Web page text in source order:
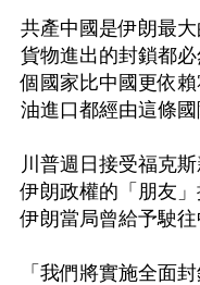
共產中國是伊朗最
貨物進出的封鎖都
個國家比中國更依
油進口都經由這條國
川普週日接受福克
伊朗政權的「朋友
伊朗當局曾給予駛往
「我們將實施全面